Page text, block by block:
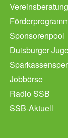
Vereinsberatung
Sponsorenpool
Duisburger
Jobbörse
Radio SSB
SSB-Aktuell